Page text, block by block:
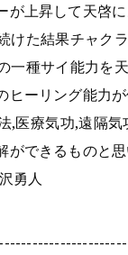
が上昇して天啓
けた結果チャク
一種サイ能力を
ーリング能力が
,医療気功,遠隔
できるものと思
勇人